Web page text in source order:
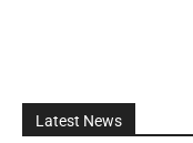
Latest News